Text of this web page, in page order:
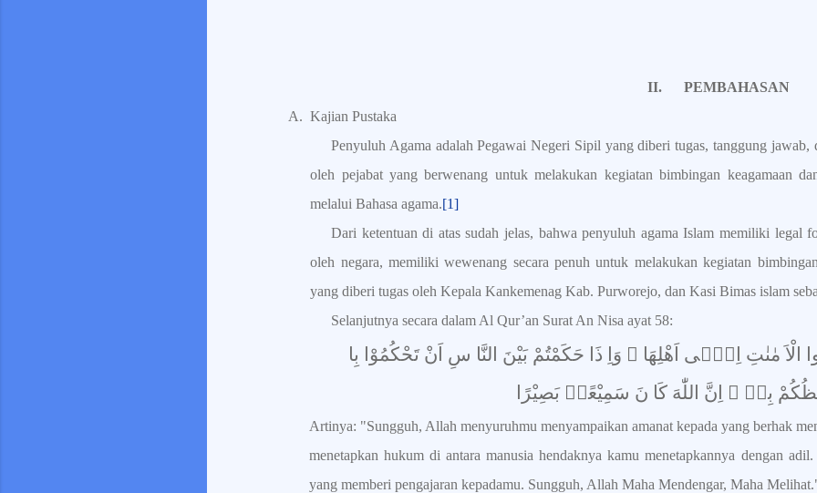
II.
PEMBAHASAN
A. Kajian Pustaka
Penyuluh Agama adalah Pegawai Negeri Sipil yang diberi tugas, tanggung jawab,
oleh pejabat yang berwenang untuk melakukan kegiatan bimbingan keagamaan
melalui Bahasa agama.[1]
Dari ketentuan di atas sudah jelas, bahwa penyuluh agama Islam memiliki legal
oleh negara, memiliki wewenang secara penuh untuk melakukan kegiatan
yang diberi tugas oleh Kepala Kankemenag Kab. Purworejo, dan Kasi Bimas islam
Selanjutnya secara dalam Al Qur’an Surat An Nisa ayat 58:
الْاَ مٰنٰتِ اِلٰۤى اَهْلِهَا ۙ وَاِ ذَا حَكَمْتُمْ بَيْنَ النَّا سِ اَنْ تَحْكُمُوْا بِا
بِهٖ ۗ اِنَّ اللّٰهَ كَا نَ سَمِيْعًاۢ بَصِيْرًا
Artinya: "Sungguh, Allah menyuruhmu menyampaikan amanat kepada yang berhak
menetapkan hukum di antara manusia hendaknya kamu menetapkannya dengan
yang memberi pengajaran kepadamu. Sungguh, Allah Maha Mendengar, Maha